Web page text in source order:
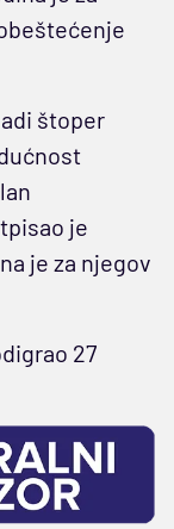
štoper
je
je za njegov
27